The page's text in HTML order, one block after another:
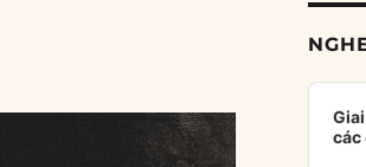
Audio
Player
các